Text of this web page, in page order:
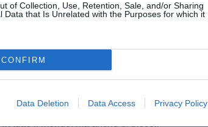
of Collection, Use, Retention, Sale, and/or Sharing
Data that Is Unrelated with the Purposes for which it
CONFIRM
Data Deletion Data Access Privacy Policy
e luoghi insoliti in Toscana: il